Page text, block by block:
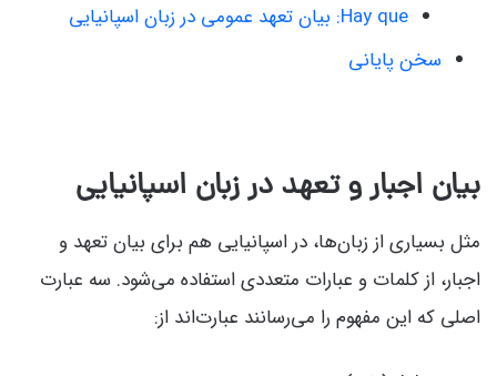
Hay que: بیان تعهد عمومی در زبان اسپانیایی
سخن پایانی
بیان اجبار و تعهد در زبان اسپانیایی
مثل بسیاری از زبان‌ها، در اسپانیایی هم برای بیان تعهد و
اجبار، از کلمات و عبارات متعددی استفاده می‌شود. سه عبارت
اصلی که این مفهوم را می‌رسانند عبارت‌اند از: